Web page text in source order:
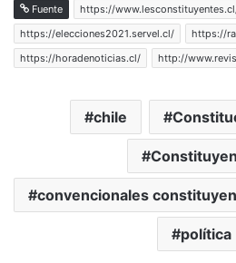
Fuente
https://
https://elecciones2021.servel.cl/
https://
https://horadenoticias.cl/
http://
chile
convencionales
política